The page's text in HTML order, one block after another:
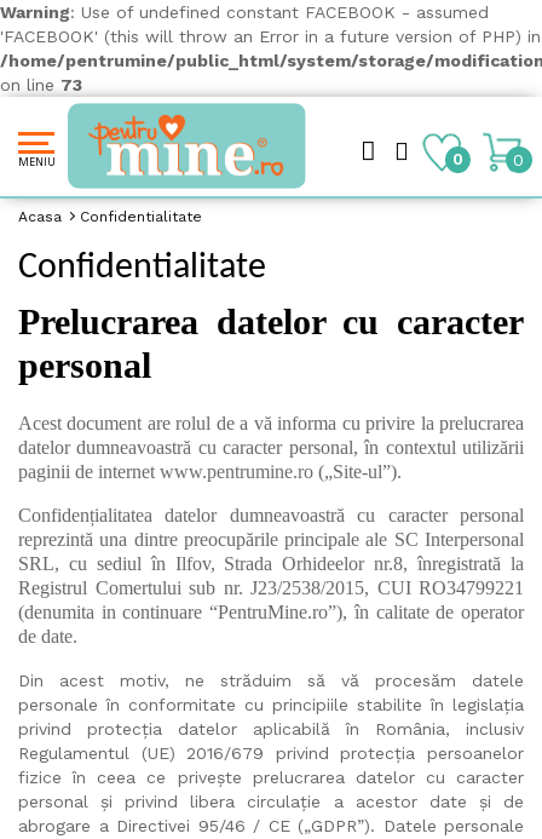
Warning: Use of undefined constant FACEBOOK - assumed
'FACEBOOK' (this will throw an Error in a future version of PHP) in
/home/pentrumine/public_html/system/storage/
on line 73
MENIU 0 0
Acasa Confidentialitate
Confidentialitate
Prelucrarea datelor cu caracter
personal
Acest document are rolul de a vă informa cu privire la prelucrarea
datelor dumneavoastră cu caracter personal, în contextul utilizării
paginii de internet www.pentrumine.ro („Site-ul”).
Confidențialitatea datelor dumneavoastră cu caracter personal
reprezintă una dintre preocupările principale ale SC Interpersonal
SRL, cu sediul în Ilfov, Strada Orhideelor nr.8, înregistrată la
Registrul Comertului sub nr. J23/2538/2015, CUI RO34799221
(denumita in continuare “PentruMine.ro”), în calitate de operator
de date.
Din acest motiv, ne străduim să vă procesăm datele
personale în conformitate cu principiile stabilite în legislația
privind protecția datelor aplicabilă în România, inclusiv
Regulamentul (UE) 2016/679 privind protecția persoanelor
fizice în ceea ce privește prelucrarea datelor cu caracter
personal și privind libera circulație a acestor date și de
abrogare a Directivei 95/46 / CE („GDPR”). Datele personale